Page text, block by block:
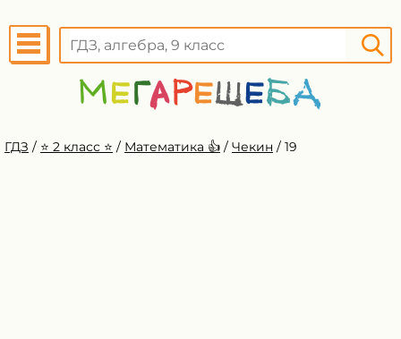
ГДЗ / ⭐️ 2 класс ⭐️ / Математика 👍 / Чекин / 19